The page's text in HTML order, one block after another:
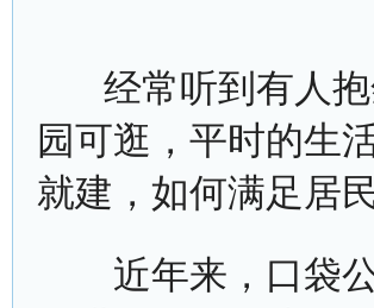
经常听到有人抱
园可逛，平时的生
就建，如何满足居
近年来，口袋公